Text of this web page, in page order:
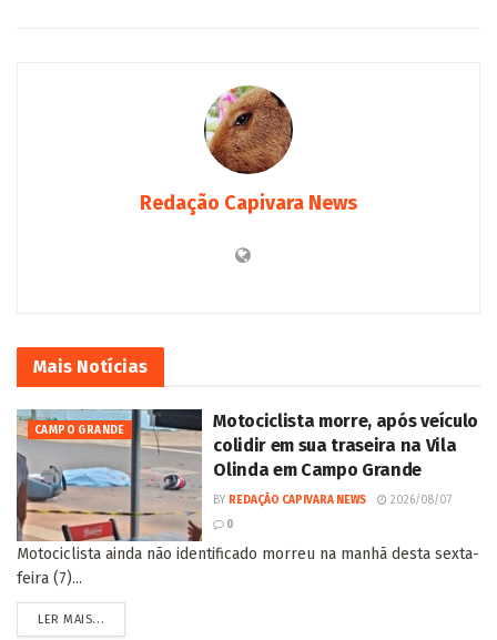
Redação Capivara News
Mais Notícias
CAMPO GRANDE
Motociclista morre, após veículo
colidir em sua traseira na Vila
Olinda em Campo Grande
BY REDAÇÃO CAPIVARA NEWS
2026/08/07
0
Motociclista ainda não identificado morreu na manhã desta sexta-
feira (7)...
LER MAIS...